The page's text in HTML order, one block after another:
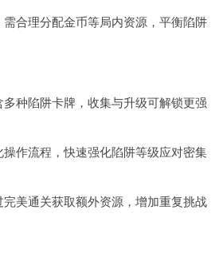
合理分配金币等局内资源，平衡陷阱
种陷阱卡牌，收集与升级可解锁更强
作流程，快速强化陷阱等级应对密集
美通关获取额外资源，增加重复挑战